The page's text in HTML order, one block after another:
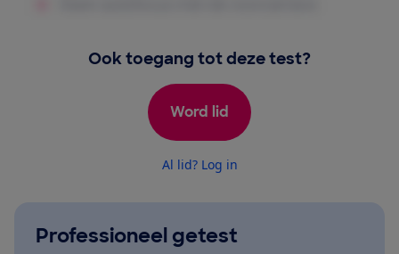
Ook toegang tot deze test?
Word lid
Al lid? Log in
Professioneel getest